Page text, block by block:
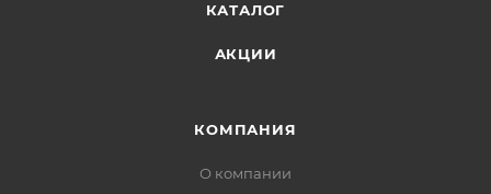
КАТАЛОГ
АКЦИИ
КОМПАНИЯ
О компании